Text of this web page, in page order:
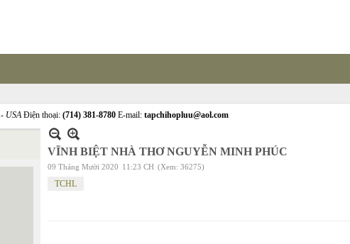
- USAĐiện thoại: (714) 381-8780 E-mail: tapchihopluu@aol.com
VĨNH BIỆT NHÀ THƠ NGUYỄN MINH PHÚC
09 Tháng Mười 2020 11:23 CH (Xem: 36275)
TCHL